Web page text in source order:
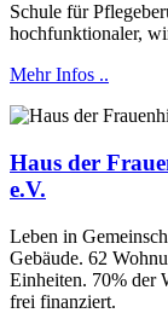
Schule für
hochfunktionaler,
Mehr Infos ..
Haus der
e.V.
Leben in
Gebäude. 62
Einheiten. 70% der
frei finanziert.